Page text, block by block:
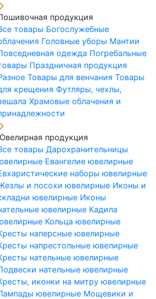
продукция
товары Богослужебные
Головные уборы Мантии
одежда Погребальные
Праздничная продукция
Товары для венчания Товары
крещения Футляры, чехлы,
Храмовые облачения и
продукция
товары Дарохранительницы
Евангелие ювелирные
наборы ювелирные
и посохи ювелирные Иконы и
ювелирные Иконы
ювелирные Кадила
Кольца ювелирные
наперсные ювелирные
напрестольные ювелирные
нательные ювелирные
нательные ювелирные
иконки на митру ювелирные
ювелирные Мощевики и